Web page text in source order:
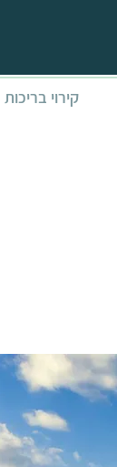
קירוי בריכות